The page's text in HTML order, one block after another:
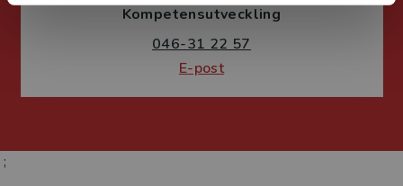
Kompetensutveckling
046-31 22 57
E-post
;